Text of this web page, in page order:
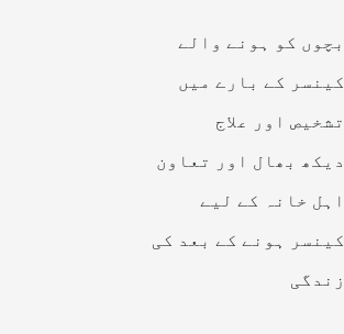
ہے
بچوں کو ہونے والے
کینسر کے بارے میں
تشخیص اور علاج
دیکھ بھال اور تعاون
اہل خانہ کے لیے
کینسر ہونے کے بعد کی
زندگی